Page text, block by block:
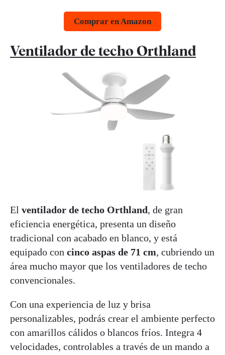
Comprar en Amazon
Ventilador de techo Orthland
El ventilador de techo Orthland, de gran
eficiencia energética, presenta un diseño
tradicional con acabado en blanco, y está
equipado con cinco aspas de 71 cm, cubriendo un
área mucho mayor que los ventiladores de techo
convencionales.
Con una experiencia de luz y brisa
personalizables, podrás crear el ambiente perfecto
con amarillos cálidos o blancos fríos. Integra 4
velocidades, controlables a través de un mando a